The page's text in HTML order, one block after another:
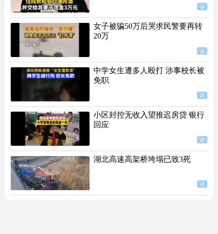
详
女子被骗50万后哭求民警要再转
20万
详
中学女生遭多人殴打 涉事校长被
免职
详
小区封控无收入望推迟房贷 银行
回应
详
湖北高速高架桥垮塌已致3死
详